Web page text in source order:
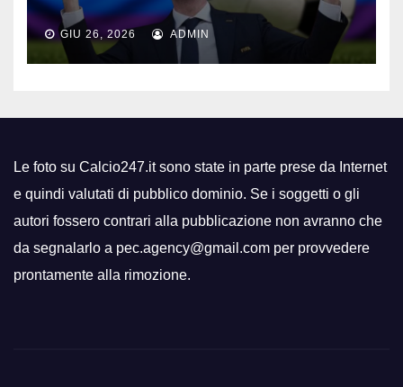
GIU 26, 2026 ADMIN
Le foto su Calcio247.it sono state in parte prese da Internet
e quindi valutati di pubblico dominio. Se i soggetti o gli
autori fossero contrari alla pubblicazione non avranno che
da segnalarlo a pec.agency@gmail.com per provvedere
prontamente alla rimozione.